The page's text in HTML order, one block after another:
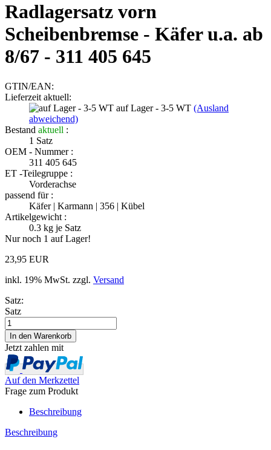
Radlagersatz vorn
Scheibenbremse - Käfer u.a. ab
8/67 - 311 405 645
GTIN/EAN:
Lieferzeit aktuell:
auf Lager - 3-5 WT (Ausland
abweichend)
Bestand aktuell :
1 Satz
OEM - Nummer :
311 405 645
ET -Teilegruppe :
Vorderachse
passend für :
Käfer | Karmann | 356 | Kübel
Artikelgewicht :
0.3 kg je Satz
Nur noch 1 auf Lager!
23,95 EUR
inkl. 19% MwSt. zzgl. Versand
Satz:
Satz
Jetzt zahlen mit
Auf den Merkzettel
Frage zum Produkt
Beschreibung
Beschreibung